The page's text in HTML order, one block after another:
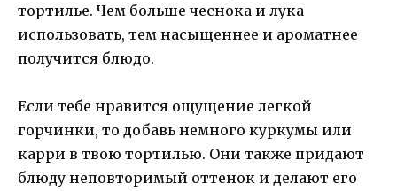
тортилье. Чем больше чеснока и лука
использовать, тем насыщеннее и ароматнее
получится блюдо.
Если тебе нравится ощущение легкой
горчинки, то добавь немного куркумы или
карри в твою тортилью. Они также придают
блюду неповторимый оттенок и делают его